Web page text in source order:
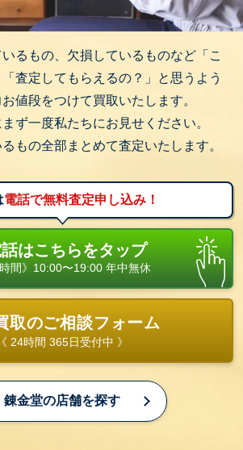
るもの、欠損しているものなど「こ
査定してもらえるの？」と思うよう
値段をつけて買取いたします。
ず一度私たちにお見せください。
もの全部まとめて査定いたします。
電話で無料査定申し込み！
はこちらをタップ
時間》10:00〜19:00 年中無休
取のご相談フォーム
《 24時間 365日受付中 》
錬金堂の店舗を探す